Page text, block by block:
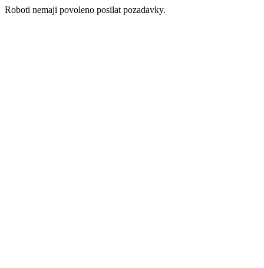
Roboti nemaji povoleno posilat pozadavky.